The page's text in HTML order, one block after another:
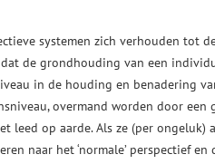
systemen zich verhouden tot
de grondhouding van een
in de houding en benadering
overmand worden door
leed op aarde. Als ze (per ongeluk)
naar het ‘normale’ perspectief